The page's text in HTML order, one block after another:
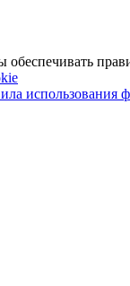
использования